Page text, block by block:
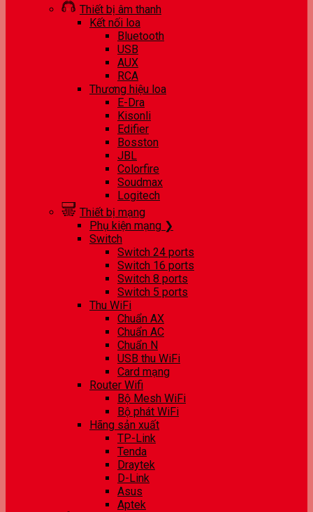
Thiết bị âm thanh
Kết nối loa
Bluetooth
USB
AUX
RCA
Thương hiệu loa
E-Dra
Kisonli
Edifier
Bosston
JBL
Colorfire
Soudmax
Logitech
Thiết bị mạng
Phụ kiện mạng ❯
Switch
Switch 24 ports
Switch 16 ports
Switch 8 ports
Switch 5 ports
Thu WiFi
Chuẩn AX
Chuẩn AC
Chuẩn N
USB thu WiFi
Card mạng
Router Wifi
Bộ Mesh WiFi
Bộ phát WiFi
Hãng sản xuất
TP-Link
Tenda
Draytek
D-Link
Asus
Aptek